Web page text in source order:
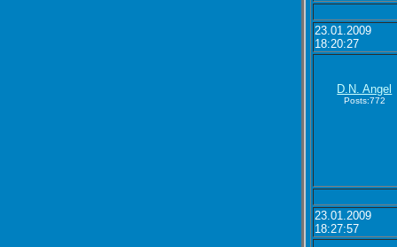
23.01.2009
18:20:27
D.N. Angel
Posts:772
23.01.2009
18:27:57